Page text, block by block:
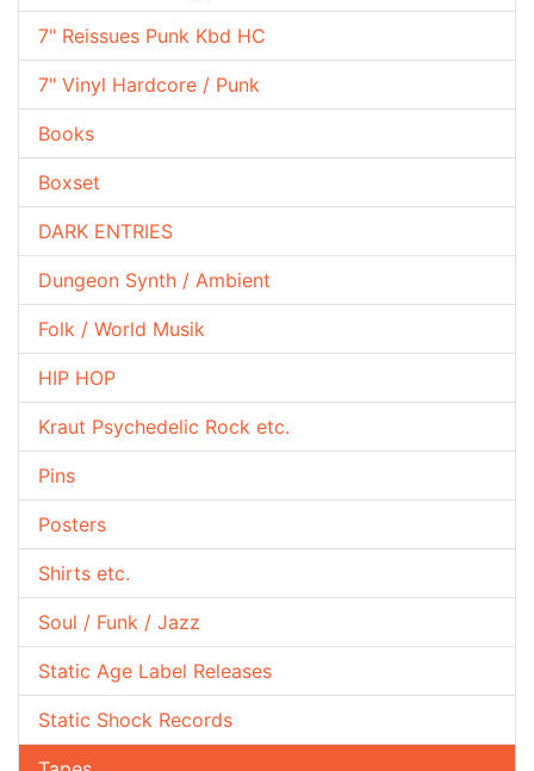
7" Reissues Punk Kbd HC
7" Vinyl Hardcore / Punk
Books
Boxset
DARK ENTRIES
Dungeon Synth / Ambient
Folk / World Musik
HIP HOP
Kraut Psychedelic Rock etc.
Pins
Posters
Shirts etc.
Soul / Funk / Jazz
Static Age Label Releases
Static Shock Records